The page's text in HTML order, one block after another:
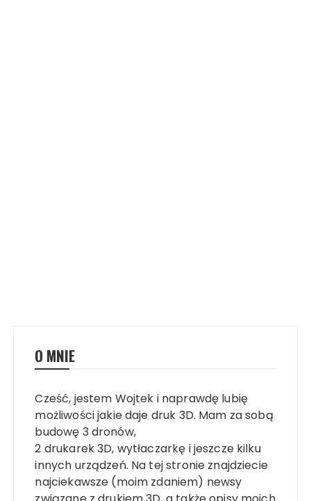
O MNIE
Cześć, jestem Wojtek i naprawdę lubię
możliwości jakie daje druk 3D. Mam za sobą
budowę 3 dronów,
2 drukarek 3D, wytłaczarkę i jeszcze kilku
innych urządzeń. Na tej stronie znajdziecie
najciekawsze (moim zdaniem) newsy